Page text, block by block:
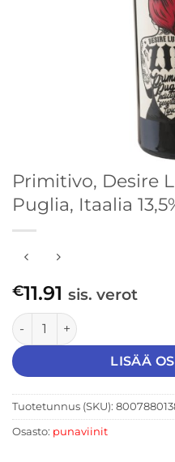
Primitivo, Desire
Puglia, Itaalia
€11.91 sis. verot
Primitivo, Desire Lush &
LISÄÄ
Tuotetunnus (SKU):
Osasto: punaviinit